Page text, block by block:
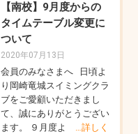
【南校】9月度からの
タイムテーブル変更に
ついて
2020年07月13日
会員のみなさまへ 日頃よ
り岡崎竜城スイミングクラ
ブをご愛顧いただきまし
て、誠にありがとうござい
ます。 ９月度よ
…詳しく